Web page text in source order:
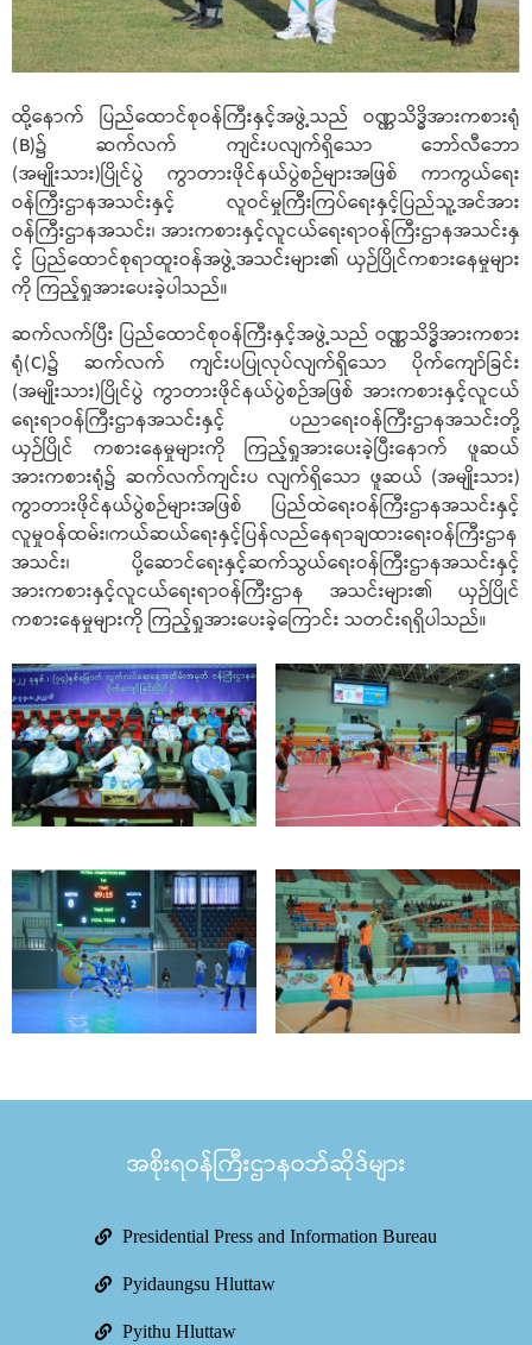
ထို့နောက် ပြည်ထောင်စုဝန်ကြီးနှင့်အဖွဲ့သည် ဝဏ္ဏသိဒ္ဓိအားကစားရုံ
(B)၌ ဆက်လက် ကျင်းပလျက်ရှိသော ဘော်လီဘော
(အမျိုးသား)ပြိုင်ပွဲ ကွာတားဖိုင်နယ်ပွဲစဉ်များအဖြစ် ကာကွယ်ရေး
ဝန်ကြီးဌာနအသင်းနှင့် လူဝင်မှုကြီးကြပ်ရေးနှင့်ပြည်သူ့အင်အား
ဝန်ကြီးဌာနအသင်း၊ အားကစားနှင့်လူငယ်ရေးရာဝန်ကြီးဌာနအသင်းနှ
င့် ပြည်ထောင်စုရာထူးဝန်အဖွဲ့အသင်းများ၏ ယှဉ်ပြိုင်ကစားနေမှုများ
ကို ကြည့်ရှုအားပေးခဲ့ပါသည်။
ဆက်လက်ပြီး ပြည်ထောင်စုဝန်ကြီးနှင့်အဖွဲ့သည် ဝဏ္ဏသိဒ္ဓိအားကစား
ရုံ(C)၌ ဆက်လက် ကျင်းပပြုလုပ်လျက်ရှိသော ပိုက်ကျော်ခြင်း
(အမျိုးသား)ပြိုင်ပွဲ ကွာတားဖိုင်နယ်ပွဲစဉ်အဖြစ် အားကစားနှင့်လူငယ်
ရေးရာဝန်ကြီးဌာနအသင်းနှင့် ပညာရေးဝန်ကြီးဌာနအသင်းတို့
ယှဉ်ပြိုင် ကစားနေမှုများကို ကြည့်ရှုအားပေးခဲ့ပြီးနောက် ဖူဆယ်
အားကစားရုံ၌ ဆက်လက်ကျင်းပ လျက်ရှိသော ဖူဆယ် (အမျိုးသား)
ကွာတားဖိုင်နယ်ပွဲစဉ်များအဖြစ် ပြည်ထဲရေးဝန်ကြီးဌာနအသင်းနှင့်
လူမှုဝန်ထမ်း၊ကယ်ဆယ်ရေးနှင့်ပြန်လည်နေရာချထားရေးဝန်ကြီးဌာန
အသင်း၊ ပို့ဆောင်ရေးနှင့်ဆက်သွယ်ရေးဝန်ကြီးဌာနအသင်းနှင့်
အားကစားနှင့်လူငယ်ရေးရာဝန်ကြီးဌာန အသင်းများ၏ ယှဉ်ပြိုင်
ကစားနေမှုများကို ကြည့်ရှုအားပေးခဲ့ကြောင်း သတင်းရရှိပါသည်။
အစိုးရဝန်ကြီးဌာနဝဘ်ဆိုဒ်များ
Presidential Press and Information Bureau
Pyidaungsu Hluttaw
Pyithu Hluttaw